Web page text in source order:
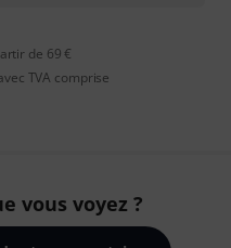
de 69 €
TVA comprise
vous voyez ?